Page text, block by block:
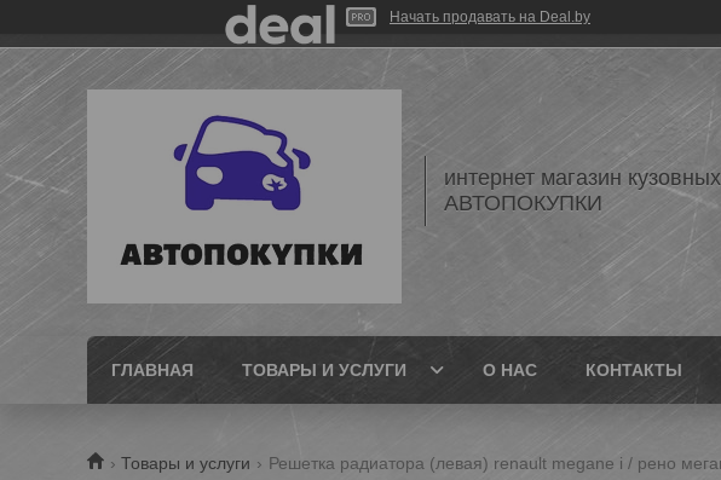
Начать продавать на Deal.by
интернет магазин
АВТОПОКУПКИ
ГЛАВНАЯ ТОВАРЫ И УСЛУГИ О НАС КОНТАКТЫ
Товары и услуги Решетка радиатора (левая) renault megane i / рено